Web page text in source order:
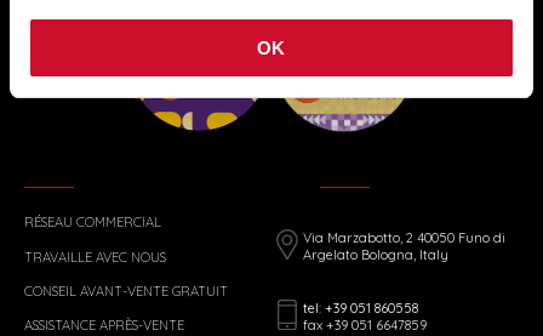
OK
RÉSEAU COMMERCIAL
TRAVAILLE AVEC NOUS
CONSEIL AVANT-VENTE GRATUIT
ASSISTANCE APRÈS-VENTE
Via Marzabotto, 2 40050 Funo di
Argelato Bologna, Italy
tel: +39 051 860558
fax +39 051 6647859